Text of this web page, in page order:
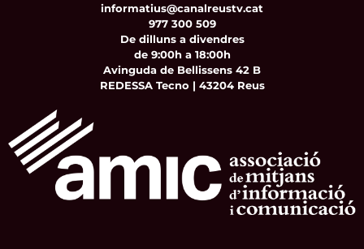
informatius@canalreustv.cat
977 300 509
De dilluns a divendres
de 9:00h a 18:00h
Avinguda de Bellissens 42 B
REDESSA Tecno | 43204 Reus